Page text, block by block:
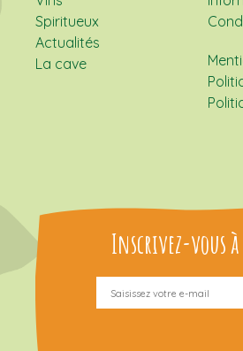
Spiritueux
Actualités
La cave
Inscrivez-vous